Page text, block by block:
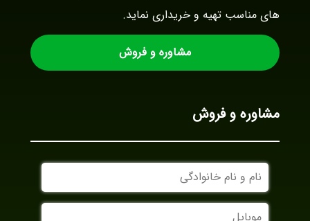
های مناسب تهیه و خریداری نماید.
مشاوره و فروش
مشاوره و فروش
نام
و
نام
خانوادگی
موبایل